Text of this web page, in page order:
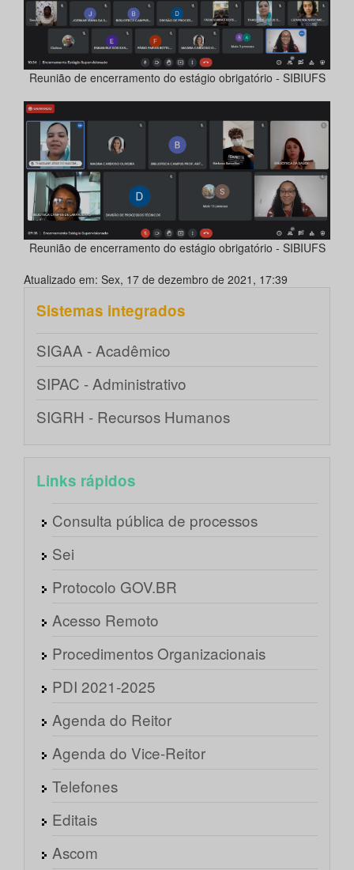
Reunião de encerramento do estágio obrigatório - SIBIUFS
Reunião de encerramento do estágio obrigatório - SIBIUFS
Atualizado em: Sex, 17 de dezembro de 2021, 17:39
Sistemas integrados
SIGAA - Acadêmico
SIPAC - Administrativo
SIGRH - Recursos Humanos
Links rápidos
Consulta pública de processos
Sei
Protocolo GOV.BR
Acesso Remoto
Procedimentos Organizacionais
PDI 2021-2025
Agenda do Reitor
Agenda do Vice-Reitor
Telefones
Editais
Ascom